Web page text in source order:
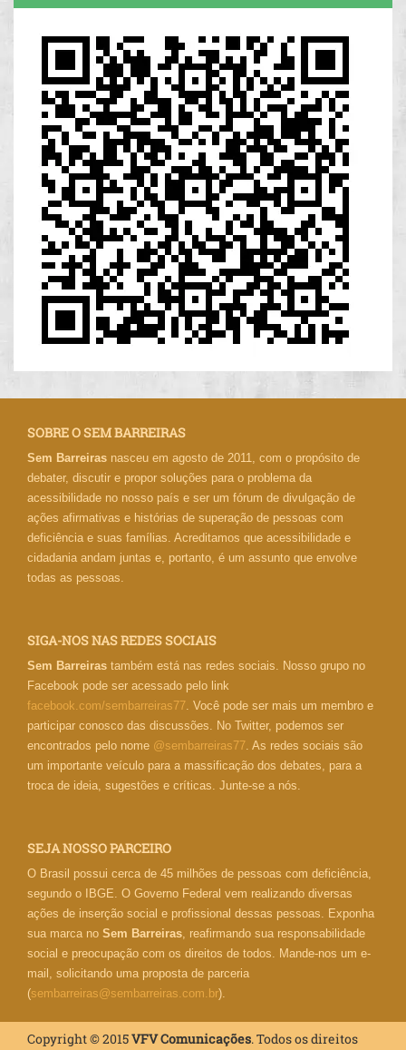
SOBRE O SEM BARREIRAS
Sem Barreiras nasceu em agosto de 2011, com o propósito de
debater, discutir e propor soluções para o problema da
acessibilidade no nosso país e ser um fórum de divulgação de
ações afirmativas e histórias de superação de pessoas com
deficiência e suas famílias. Acreditamos que acessibilidade e
cidadania andam juntas e, portanto, é um assunto que envolve
todas as pessoas.
SIGA-NOS NAS REDES SOCIAIS
Sem Barreiras também está nas redes sociais. Nosso grupo no
Facebook pode ser acessado pelo link
facebook.com/sembarreiras77. Você pode ser mais um membro e
participar conosco das discussões. No Twitter, podemos ser
encontrados pelo nome @sembarreiras77. As redes sociais são
um importante veículo para a massificação dos debates, para a
troca de ideia, sugestões e críticas. Junte-se a nós.
SEJA NOSSO PARCEIRO
O Brasil possui cerca de 45 milhões de pessoas com deficiência,
segundo o IBGE. O Governo Federal vem realizando diversas
ações de inserção social e profissional dessas pessoas. Exponha
sua marca no Sem Barreiras, reafirmando sua responsabilidade
social e preocupação com os direitos de todos. Mande-nos um e-
mail, solicitando uma proposta de parceria
(sembarreiras@sembarreiras.com.br).
Copyright © 2015VFV Comunicações. Todos os direitos